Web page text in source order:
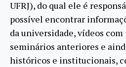
UFRJ), do qual ele é
possível encontrar
da universidade, vídeos com
seminários anteriores e
históricos e institucionais,